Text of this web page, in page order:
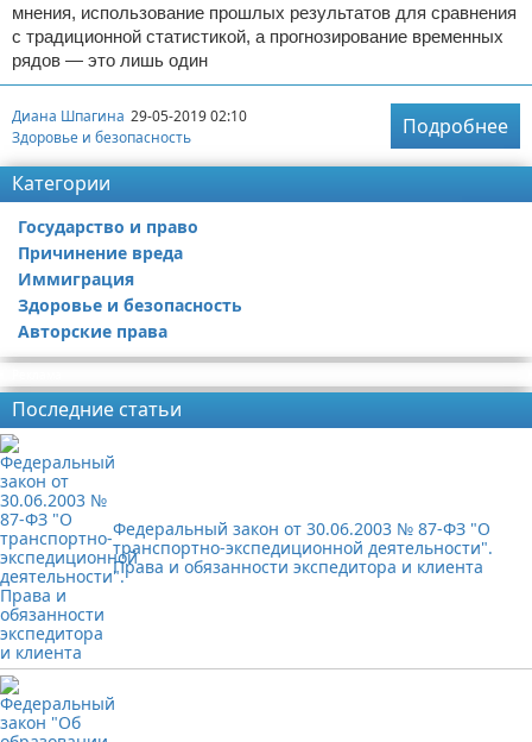
мнения, использование прошлых результатов для сравнения
с традиционной статистикой, а прогнозирование временных
рядов — это лишь один
Диана Шпагина 29-05-2019 02:10
Здоровье и безопасность
Подробнее
Категории
Государство и право
Причинение вреда
Иммиграция
Здоровье и безопасность
Авторские права
Последние статьи
Федеральный закон от 30.06.2003 № 87-ФЗ "О
транспортно-экспедиционной деятельности".
Права и обязанности экспедитора и клиента